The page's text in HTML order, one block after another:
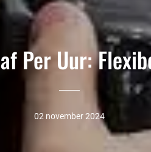
Per Uur:
02 november 2024